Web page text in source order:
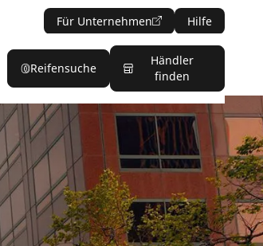
Für Unternehmen Hilfe
Reifensuche
Händler
finden